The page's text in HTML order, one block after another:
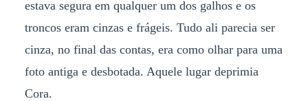
estava segura em qualquer um dos galhos e os
troncos eram cinzas e frágeis. Tudo ali parecia ser
cinza, no final das contas, era como olhar para uma
foto antiga e desbotada. Aquele lugar deprimia
Cora.